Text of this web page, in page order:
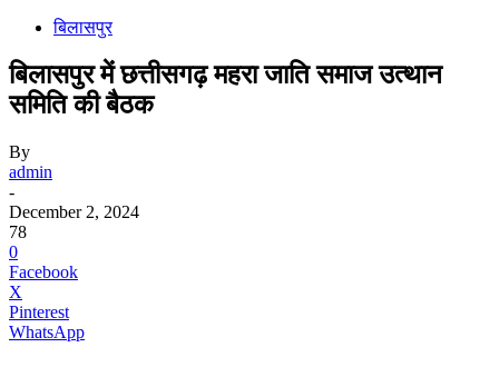
बिलासपुर
बिलासपुर में छत्तीसगढ़ महरा जाति समाज उत्थान
समिति की बैठक
By
admin
-
December 2, 2024
78
0
Facebook
X
Pinterest
WhatsApp